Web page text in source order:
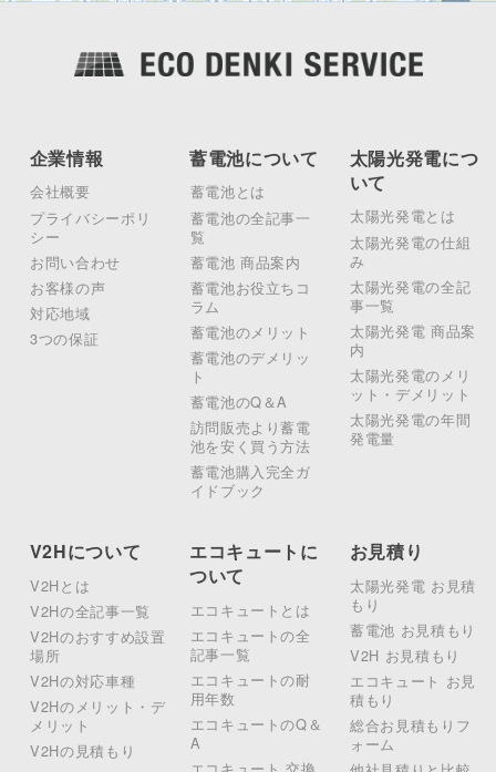
企業情報
会社概要
プライバシーポリ
シー
お問い合わせ
お客様の声
対応地域
3つの保証
蓄電池について
蓄電池とは
蓄電池の全記事一
覧
蓄電池 商品案内
蓄電池お役立ちコ
ラム
蓄電池のメリット
蓄電池のデメリッ
ト
蓄電池のQ＆A
訪問販売より蓄電
池を安く買う方法
蓄電池購入完全ガ
イドブック
太陽光発電につ
いて
太陽光発電とは
太陽光発電の仕組
み
太陽光発電の全記
事一覧
太陽光発電 商品案
内
太陽光発電のメリ
ット・デメリット
太陽光発電の年間
発電量
V2Hについて
V2Hとは
V2Hの全記事一覧
V2Hのおすすめ設置
場所
V2Hの対応車種
V2Hのメリット・デ
メリット
V2Hの見積もり
エコキュートに
ついて
エコキュートとは
エコキュートの全
記事一覧
エコキュートの耐
用年数
エコキュートのQ＆
A
お見積り
太陽光発電 お見積
もり
蓄電池 お見積もり
V2H お見積もり
エコキュート お見
積もり
総合お見積もりフ
ォーム